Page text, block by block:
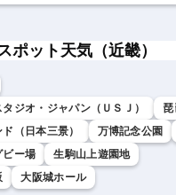
ポット天気（近畿）
ジオ・ジャパン（ＵＳＪ）
（日本三景）
万博記念公園
ビー場
生駒山上遊園地
大阪城ホール